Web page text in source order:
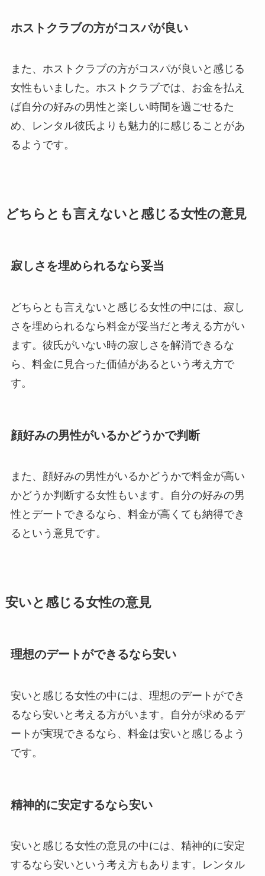
ホストクラブの方がコスパが良い
また、ホストクラブの方がコスパが良いと感じる
女性もいました。ホストクラブでは、お金を払え
ば自分の好みの男性と楽しい時間を過ごせるた
め、レンタル彼氏よりも魅力的に感じることがあ
るようです。
どちらとも言えないと感じる女性の意見
寂しさを埋められるなら妥当
どちらとも言えないと感じる女性の中には、寂し
さを埋められるなら料金が妥当だと考える方がい
ます。彼氏がいない時の寂しさを解消できるな
ら、料金に見合った価値があるという考え方で
す。
顔好みの男性がいるかどうかで判断
また、顔好みの男性がいるかどうかで料金が高い
かどうか判断する女性もいます。自分の好みの男
性とデートできるなら、料金が高くても納得でき
るという意見です。
安いと感じる女性の意見
理想のデートができるなら安い
安いと感じる女性の中には、理想のデートができ
るなら安いと考える方がいます。自分が求めるデ
ートが実現できるなら、料金は安いと感じるよう
です。
精神的に安定するなら安い
安いと感じる女性の意見の中には、精神的に安定
するなら安いという考え方もあります。レンタル